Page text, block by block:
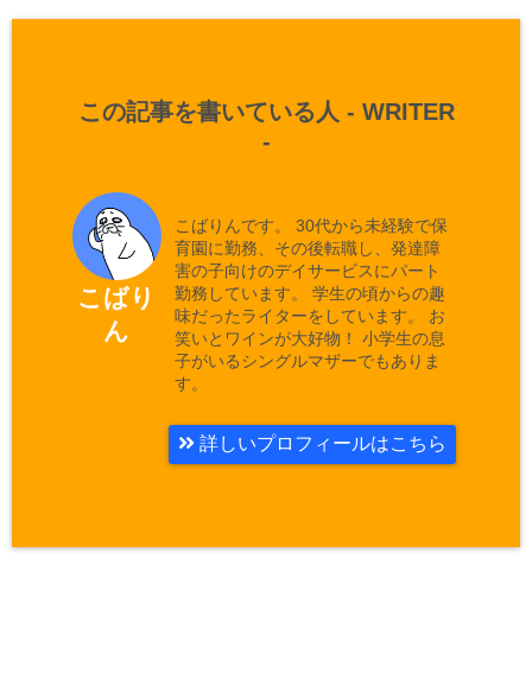
この記事を書いている人 - WRITER
-
こばり
ん
こばりんです。 30代から未経験で保
育園に勤務、その後転職し、発達障
害の子向けのデイサービスにパート
勤務しています。 学生の頃からの趣
味だったライターをしています。 お
笑いとワインが大好物！ 小学生の息
子がいるシングルマザーでもありま
す。
詳しいプロフィールはこちら